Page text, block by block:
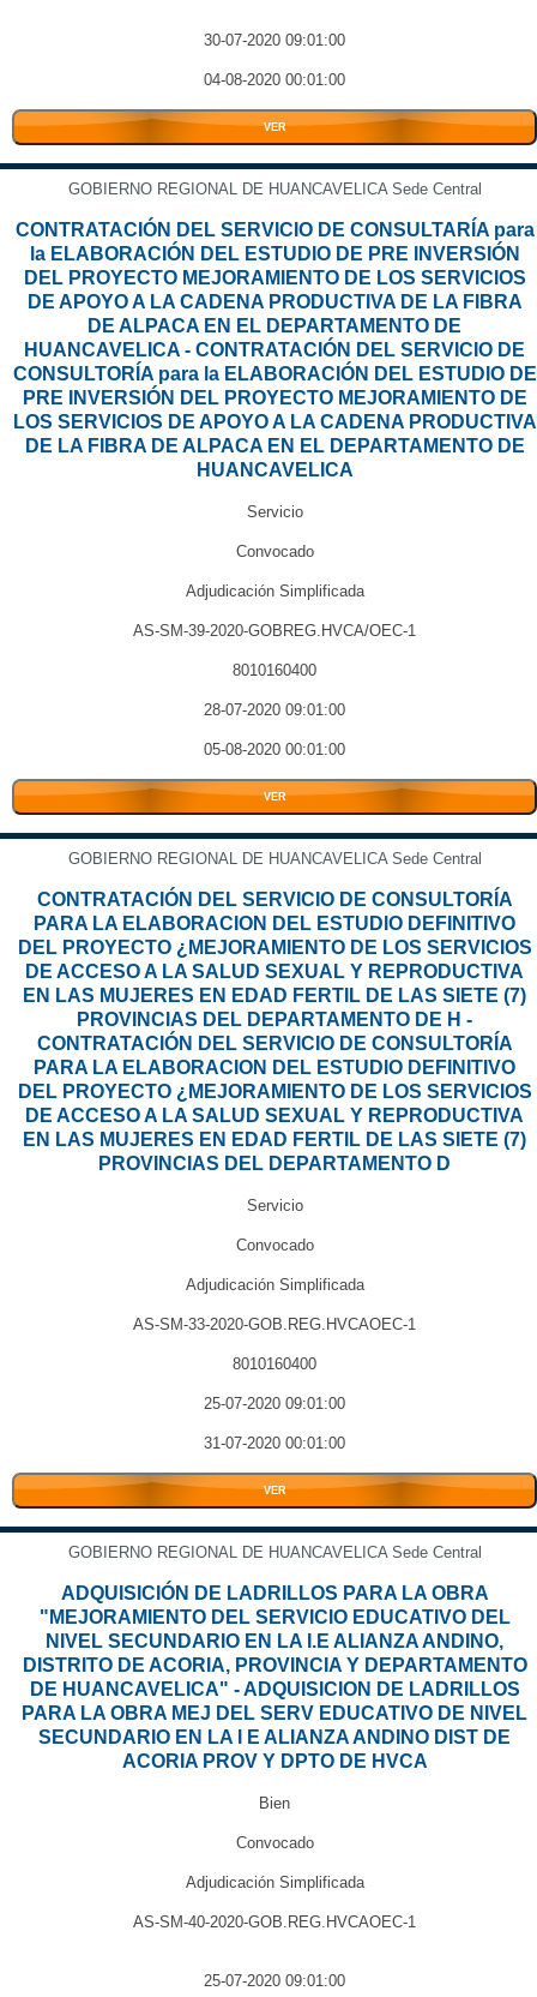
30-07-2020 09:01:00
04-08-2020 00:01:00
VER
GOBIERNO REGIONAL DE HUANCAVELICA Sede Central
CONTRATACIÓN DEL SERVICIO DE CONSULTARÍA para
la ELABORACIÓN DEL ESTUDIO DE PRE INVERSIÓN
DEL PROYECTO MEJORAMIENTO DE LOS SERVICIOS
DE APOYO A LA CADENA PRODUCTIVA DE LA FIBRA
DE ALPACA EN EL DEPARTAMENTO DE
HUANCAVELICA - CONTRATACIÓN DEL SERVICIO DE
CONSULTORÍA para la ELABORACIÓN DEL ESTUDIO DE
PRE INVERSIÓN DEL PROYECTO MEJORAMIENTO DE
LOS SERVICIOS DE APOYO A LA CADENA PRODUCTIVA
DE LA FIBRA DE ALPACA EN EL DEPARTAMENTO DE
HUANCAVELICA
Servicio
Convocado
Adjudicación Simplificada
AS-SM-39-2020-GOBREG.HVCA/OEC-1
8010160400
28-07-2020 09:01:00
05-08-2020 00:01:00
VER
GOBIERNO REGIONAL DE HUANCAVELICA Sede Central
CONTRATACIÓN DEL SERVICIO DE CONSULTORÍA
PARA LA ELABORACION DEL ESTUDIO DEFINITIVO
DEL PROYECTO ¿MEJORAMIENTO DE LOS SERVICIOS
DE ACCESO A LA SALUD SEXUAL Y REPRODUCTIVA
EN LAS MUJERES EN EDAD FERTIL DE LAS SIETE (7)
PROVINCIAS DEL DEPARTAMENTO DE H -
CONTRATACIÓN DEL SERVICIO DE CONSULTORÍA
PARA LA ELABORACION DEL ESTUDIO DEFINITIVO
DEL PROYECTO ¿MEJORAMIENTO DE LOS SERVICIOS
DE ACCESO A LA SALUD SEXUAL Y REPRODUCTIVA
EN LAS MUJERES EN EDAD FERTIL DE LAS SIETE (7)
PROVINCIAS DEL DEPARTAMENTO D
Servicio
Convocado
Adjudicación Simplificada
AS-SM-33-2020-GOB.REG.HVCAOEC-1
8010160400
25-07-2020 09:01:00
31-07-2020 00:01:00
VER
GOBIERNO REGIONAL DE HUANCAVELICA Sede Central
ADQUISICIÓN DE LADRILLOS PARA LA OBRA
"MEJORAMIENTO DEL SERVICIO EDUCATIVO DEL
NIVEL SECUNDARIO EN LA I.E ALIANZA ANDINO,
DISTRITO DE ACORIA, PROVINCIA Y DEPARTAMENTO
DE HUANCAVELICA" - ADQUISICION DE LADRILLOS
PARA LA OBRA MEJ DEL SERV EDUCATIVO DE NIVEL
SECUNDARIO EN LA I E ALIANZA ANDINO DIST DE
ACORIA PROV Y DPTO DE HVCA
Bien
Convocado
Adjudicación Simplificada
AS-SM-40-2020-GOB.REG.HVCAOEC-1
25-07-2020 09:01:00